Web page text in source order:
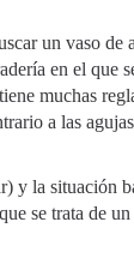
un vaso de
en el que
muchas
a las
y la situación
se trata de